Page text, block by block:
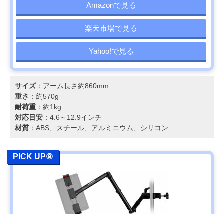
Amazonで見る
楽天市場で見る
Yahoo!で見る
サイズ：アーム長さ約860mm
重さ ：約570g
耐荷重 ：約1kg
対応目安 ：4.6～12.9インチ
材質 ：ABS、スチール、アルミニウム、シリコン
PICK UP⑨